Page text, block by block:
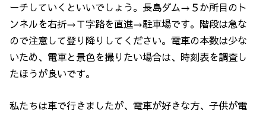
ーチしていくといいでしょう。長島ダム→５か所目のト
ンネルを右折→Ｔ字路を直進→駐車場です。階段は急な
ので注意して登り降りしてください。電車の本数は少な
いため、電車と景色を撮りたい場合は、時刻表を調査し
たほうが良いです。
私たちは車で行きましたが、電車が好きな方、子供が電